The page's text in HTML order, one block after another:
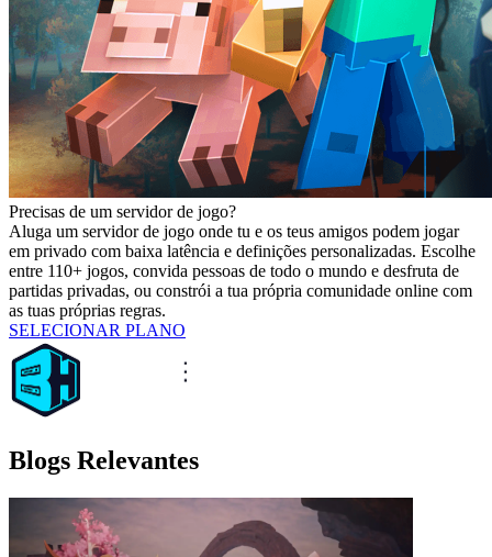
Precisas de um servidor de jogo?
Aluga um servidor de jogo onde tu e os teus amigos podem jogar
em privado com baixa latência e definições personalizadas. Escolhe
entre 110+ jogos, convida pessoas de todo o mundo e desfruta de
partidas privadas, ou constrói a tua própria comunidade online com
as tuas próprias regras.
SELECIONAR PLANO
Blogs Relevantes